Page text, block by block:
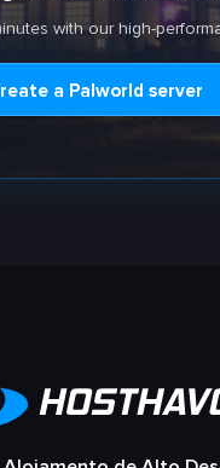
with our high-
a Palworld server